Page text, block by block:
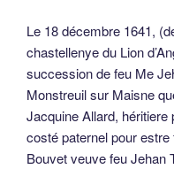
Le 18 décembre 1641,
chastellenye du Lion
succession de feu Me
Monstreuil sur Maisne
Jacquine Allard, héritiere
costé paternel pour
Bouvet veuve feu Jehan